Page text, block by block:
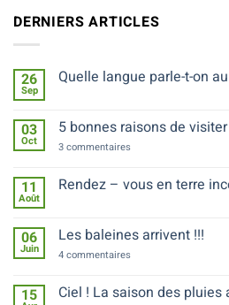
DERNIERS ARTICLES
26
Sep
Quelle langue parle-t-on
sur
Quelle
langue
parle-
on
au
03
Oct
5 bonnes raisons de
3 commentairessur
raisons
de
Panama
11
Août
Rendez – vous en terre
sur
Rendez
–
vous
terre
inconnue…
06
Juin
Les baleines arrivent !!!
4 commentairessur
arrivent
!!!
15 Ciel ! La saison des pluies